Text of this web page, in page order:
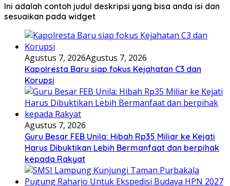
Ini adalah contoh judul deskripsi yang bisa anda isi dan
sesuaikan pada widget
Agustus 7, 2026Agustus 7, 2026
Kapolresta Baru siap fokus Kejahatan C3 dan
Korupsi
Agustus 7, 2026
Guru Besar FEB Unila: Hibah Rp35 Miliar ke Kejati
Harus Dibuktikan Lebih Bermanfaat dan berpihak
kepada Rakyat